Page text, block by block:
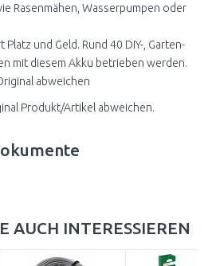
Rasenmähen, Wasserpumpen oder
und Geld. Rund 40 DIY-, Garten-
mit diesem Akku betrieben werden.
abweichen
Produkt/Artikel abweichen.
AUCH INTERESSIEREN